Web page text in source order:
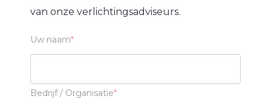
van onze verlichtingsadviseurs.
Uw naam
Bedrijf / Organisatie